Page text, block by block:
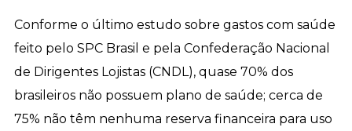
Conforme o último estudo sobre gastos com saúde
feito pelo SPC Brasil e pela Confederação Nacional
de Dirigentes Lojistas (CNDL), quase 70% dos
brasileiros não possuem plano de saúde; cerca de
75% não têm nenhuma reserva financeira para uso